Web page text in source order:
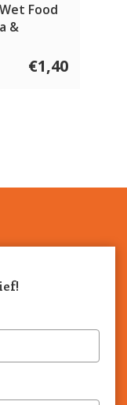
Food
&
€1,40